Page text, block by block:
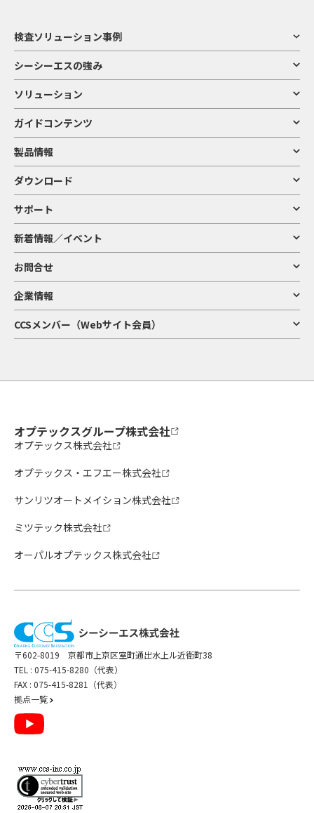
検査ソリューション事例
シーシーエスの強み
ソリューション
ガイドコンテンツ
製品情報
ダウンロード
サポート
新着情報／イベント
お問合せ
企業情報
CCSメンバー（Webサイト会員）
オプテックスグループ株式会社
オプテックス株式会社
オプテックス・エフエー株式会社
サンリツオートメイション株式会社
ミツテック株式会社
オーパルオプテックス株式会社
〒602-8019 京都市上京区室町通出水上ル近衛町38
TEL : 075-415-8280（代表）
FAX : 075-415-8281（代表）
拠点一覧